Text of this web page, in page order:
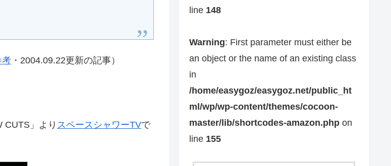
考 ・2004.09.22更新の記事）
CUTS」より スペースシャワーTVで
line 148
Warning: First parameter must either be
an object or the name of an existing class
in
/home/easygoz/easygoz.net/public_ht
ml/wp/wp-content/themes/cocoon-
master/lib/shortcodes-amazon.php on
line 155